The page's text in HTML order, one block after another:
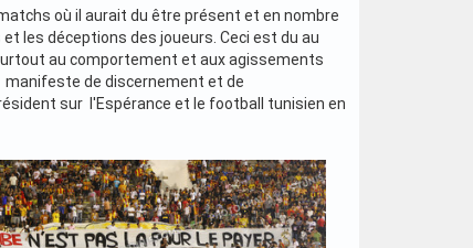
où il aurait du être présent et en nombre
les déceptions des joueurs. Ceci est du au
au comportement et aux agissements
de discernement et de
sur l'Espérance et le football tunisien en